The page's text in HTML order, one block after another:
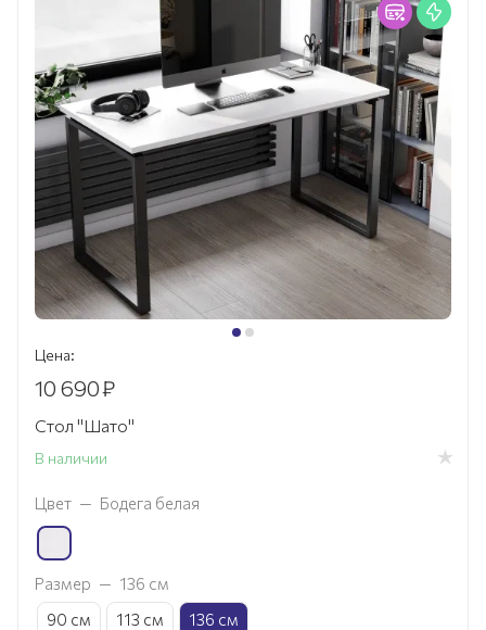
Цена:
10 690₽
Стол "Шато"
В наличии
Цвет — Бодега белая
Размер — 136 см
90 см
113 см 136 см